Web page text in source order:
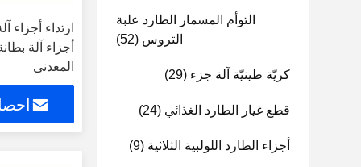
التوأم المسمار الطارد علبة
التروس (52)
كريّة طينيّة آلة جزء (29)
قطع غيار الطارد الغذائي (24)
أجزاء الطارد اللولبية الثلاثية (9)
ارتداء أجزاء
أجزاء آلة
المعدني